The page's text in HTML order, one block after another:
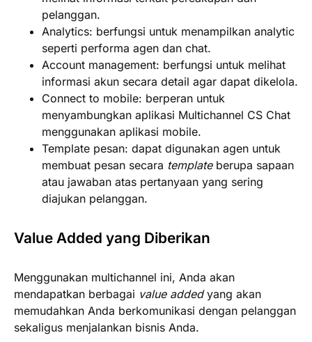
pelanggan.
Analytics: berfungsi untuk menampilkan analytic
seperti performa agen dan chat.
Account management: berfungsi untuk melihat
informasi akun secara detail agar dapat dikelola.
Connect to mobile: berperan untuk
menyambungkan aplikasi Multichannel CS Chat
menggunakan aplikasi mobile.
Template pesan: dapat digunakan agen untuk
membuat pesan secara templateberupa sapaan
atau jawaban atas pertanyaan yang sering
diajukan pelanggan.
Value Added yang Diberikan
Menggunakan multichannel ini, Anda akan
mendapatkan berbagai value addedyang akan
memudahkan Anda berkomunikasi dengan pelanggan
sekaligus menjalankan bisnis Anda.